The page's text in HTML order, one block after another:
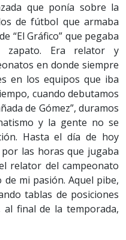
que ponía sobre la
de fútbol que armaba
“El Gráfico” que pegaba
zapato. Era relator y
en donde siempre
en los equipos que iba
cuando debutamos
de Gómez”, duramos
y la gente no se
Hasta el día de hoy
las horas que jugaba
relator del campeonato
mi pasión. Aquel pibe,
tablas de posiciones
final de la temporada,